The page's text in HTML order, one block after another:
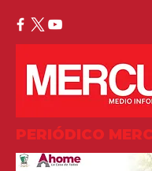
PERIÓDICO